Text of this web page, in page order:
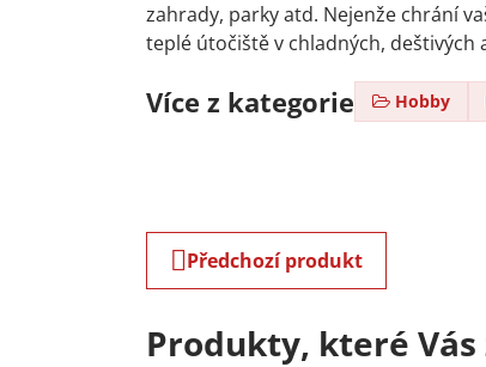
zahrady, parky atd. Nejenže chrání
teplé útočiště v chladných, deštivých
Více z kategorie Hobby
Předchozí produkt
Produkty, které